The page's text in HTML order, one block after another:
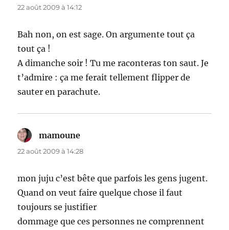
22 août 2009 à 14:12
Bah non, on est sage. On argumente tout ça
tout ça !
A dimanche soir ! Tu me raconteras ton saut. Je
t’admire : ça me ferait tellement flipper de
sauter en parachute.
mamoune
22 août 2009 à 14:28
mon juju c’est bête que parfois les gens jugent.
Quand on veut faire quelque chose il faut
toujours se justifier
dommage que ces personnes ne comprennent